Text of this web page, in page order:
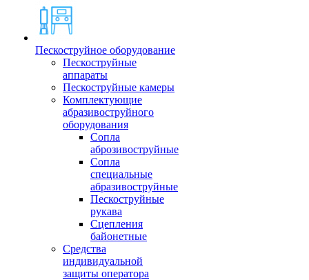
Пескоструйное оборудование
Пескоструйные
аппараты
Пескоструйные камеры
Комплектующие
абразивоструйного
оборудования
Сопла
аброзивоструйные
Сопла
специальные
абразивоструйные
Пескоструйные
рукава
Сцепления
байонетные
Средства
индивидуальной
защиты оператора